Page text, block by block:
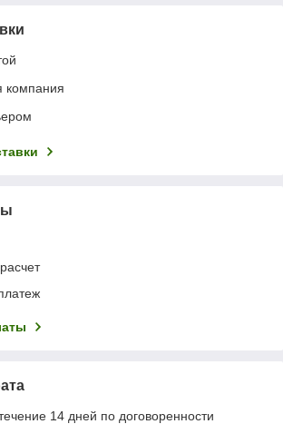
компания
14 дней по договоренности